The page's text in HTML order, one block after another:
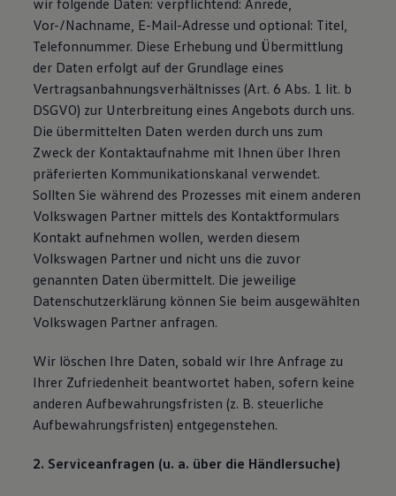
wir folgende Daten: verpflichtend: Anrede,
Vor-/Nachname, E-Mail-Adresse und optional: Titel,
Telefonnummer. Diese Erhebung und Übermittlung
der Daten erfolgt auf der Grundlage eines
Vertragsanbahnungsverhältnisses (Art. 6 Abs. 1 lit. b
DSGVO) zur Unterbreitung eines Angebots durch uns.
Die übermittelten Daten werden durch uns zum
Zweck der Kontaktaufnahme mit Ihnen über Ihren
präferierten Kommunikationskanal verwendet.
Sollten Sie während des Prozesses mit einem anderen
Volkswagen Partner mittels des Kontaktformulars
Kontakt aufnehmen wollen, werden diesem
Volkswagen Partner und nicht uns die zuvor
genannten Daten übermittelt. Die jeweilige
Datenschutzerklärung können Sie beim ausgewählten
Volkswagen Partner anfragen.
Wir löschen Ihre Daten, sobald wir Ihre Anfrage zu
Ihrer Zufriedenheit beantwortet haben, sofern keine
anderen Aufbewahrungsfristen (z. B. steuerliche
Aufbewahrungsfristen) entgegenstehen.
2. Serviceanfragen (u. a. über die Händlersuche)